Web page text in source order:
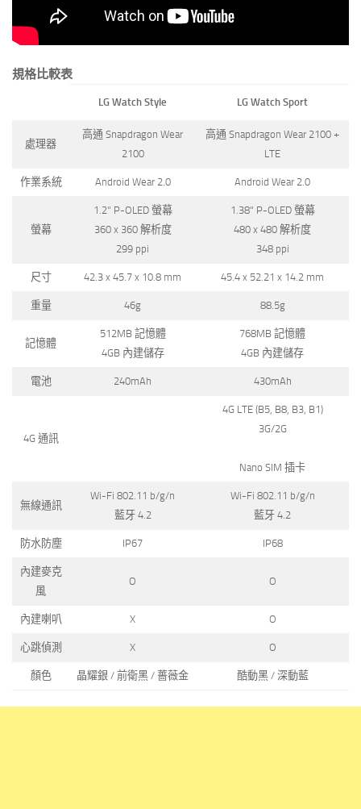
規格比較表
LG Watch Style LG Watch Sport
處理器
高通 Snapdragon Wear
2100
高通 Snapdragon Wear 2100 +
LTE
作業系統 Android Wear 2.0 Android Wear 2.0
螢幕
1.2" P-OLED 螢幕
360 x 360 解析度
299 ppi
1.38" P-OLED 螢幕
480 x 480 解析度
348 ppi
尺寸 42.3 x 45.7 x 10.8 mm 45.4 x 52.21 x 14.2 mm
重量 46g 88.5g
記憶體
512MB 記憶體
4GB 內建儲存
768MB 記憶體
4GB 內建儲存
電池 240mAh 430mAh
4G 通訊
4G LTE (B5, B8, B3, B1)
3G/2G
Nano SIM 插卡
無線通訊
Wi-Fi 802.11 b/g/n
藍牙 4.2
Wi-Fi 802.11 b/g/n
藍牙 4.2
防水防塵 IP67 IP68
內建麥克
風
O O
內建喇叭 X O
心跳偵測 X O
顏色 晶耀銀 / 前衛黑 / 薔薇金 酷動黑 / 深動藍